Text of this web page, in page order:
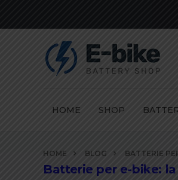
contenuti
HOME SHOP
HOME BLOG BATTERIE
Batterie per e-bike: